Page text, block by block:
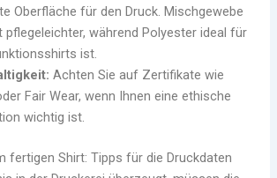
Oberfläche für den Druck. Mischgewebe
pflegeleichter, während Polyester ideal für
ist.
Achten Sie auf Zertifikate wie
Fair Wear, wenn Ihnen eine ethische
wichtig ist.
fertigen Shirt: Tipps für die Druckdaten